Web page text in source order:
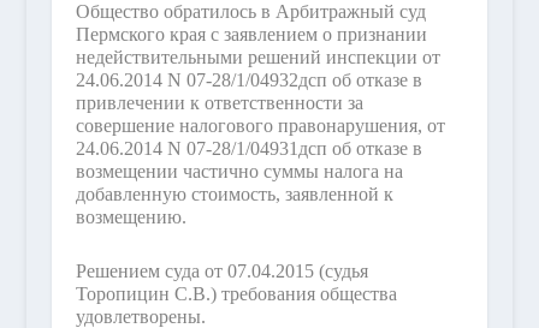
Общество обратилось в Арбитражный суд
Пермского края с заявлением о признании
недействительными решений инспекции от
24.06.2014 N 07-28/1/04932дсп об отказе в
привлечении к ответственности за
совершение налогового правонарушения, от
24.06.2014 N 07-28/1/04931дсп об отказе в
возмещении частично суммы налога на
добавленную стоимость, заявленной к
возмещению.
Решением суда от 07.04.2015 (судья
Торопицин С.В.) требования общества
удовлетворены.